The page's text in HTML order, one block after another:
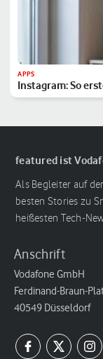
APPS
Instagram: So
featured ist
Als Begleiter auf
besten Stories zu
heißesten Tech-
Anschrift
Vodafone GmbH
Ferdinand-Braun-
40549 Düsseldorf